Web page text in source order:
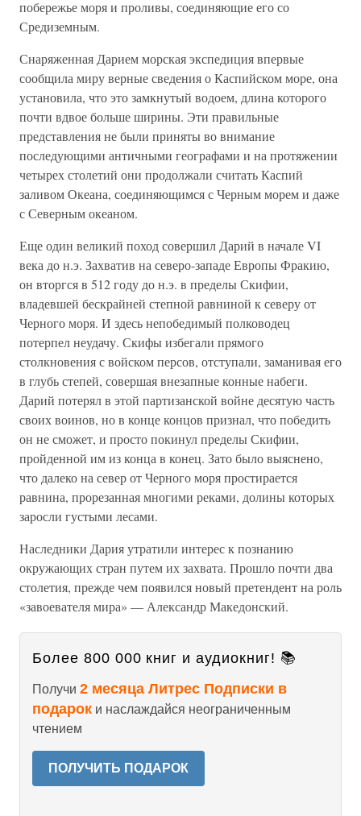
побережье моря и проливы, соединяющие его со
Средиземным.
Снаряженная Дарием морская экспедиция впервые
сообщила миру верные сведения о Каспийском море, она
установила, что это замкнутый водоем, длина которого
почти вдвое больше ширины. Эти правильные
представления не были приняты во внимание
последующими античными географами и на протяжении
четырех столетий они продолжали считать Каспий
заливом Океана, соединяющимся с Черным морем и даже
с Северным океаном.
Еще один великий поход совершил Дарий в начале VI
века до н.э. Захватив на северо-западе Европы Фракию,
он вторгся в 512 году до н.э. в пределы Скифии,
владевшей бескрайней степной равниной к северу от
Черного моря. И здесь непобедимый полководец
потерпел неудачу. Скифы избегали прямого
столкновения с войском персов, отступали, заманивая его
в глубь степей, совершая внезапные конные набеги.
Дарий потерял в этой партизанской войне десятую часть
своих воинов, но в конце концов признал, что победить
он не сможет, и просто покинул пределы Скифии,
пройденной им из конца в конец. Зато было выяснено,
что далеко на север от Черного моря простирается
равнина, прорезанная многими реками, долины которых
заросли густыми лесами.
Наследники Дария утратили интерес к познанию
окружающих стран путем их захвата. Прошло почти два
столетия, прежде чем появился новый претендент на роль
«завоевателя мира» — Александр Македонский.
Более 800 000 книг и аудиокниг! 📚
Получи 2 месяца Литрес Подписки в
подарок и наслаждайся неограниченным
чтением
ПОЛУЧИТЬ ПОДАРОК